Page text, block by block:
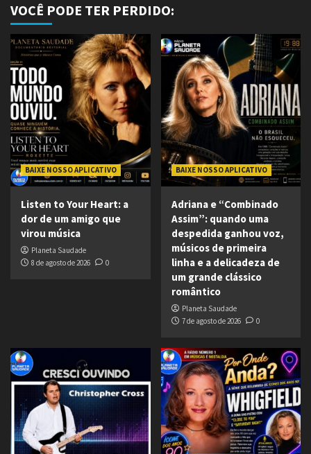
VOCÊ PODE TER PERDIDO:
BAIXE NOSSO APLICATIVO
Listen to Your Heart: a
dor de um amigo que
virou música
Planeta Saudade
8 de agosto de 2026
0
BAIXE NOSSO APLICATIVO
Adriana e “Combinado
Assim”: quando uma
despedida ganhou voz,
músicos de primeira
linha e a delicadeza de
um grande clássico
romântico
Planeta Saudade
7 de agosto de 2026
0